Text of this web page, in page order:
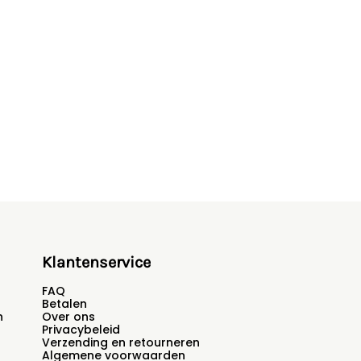
Klantenservice
FAQ
Betalen
Over ons
Privacybeleid
Verzending en retourneren
Algemene voorwaarden